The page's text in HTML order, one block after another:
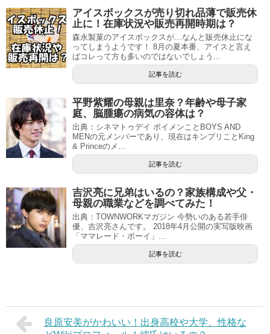
アイスボックスが売り切れ品薄で販売休
止に！在庫状況や販売再開時期は？
森永製菓のアイスボックスが…なんと販売休止にな
ってしまうようです！ 8月の夏本番、アイスと言え
ばコレって方も多いのではないでしょう...
記事を読む
平野紫耀の母親は里奈？年齢や母子家
庭、脳腫瘍の病気の容体は？
出典：シネマトゥデイ ボイメンことBOYS AND
MENの元メンバーであり、現在はキンプリことKing
& Princeのメ...
記事を読む
吉沢亮に兄弟はいるの？家族構成や父・
母親の職業などを調べてみた！
出典：TOWNWORKマガジン 今勢いのある若手俳
優、吉沢亮さんです。 2018年4月公開の実写版映画
「ママレード・ボーイ」...
記事を読む
良原安美がかわいい！出身高校や大学、性格な